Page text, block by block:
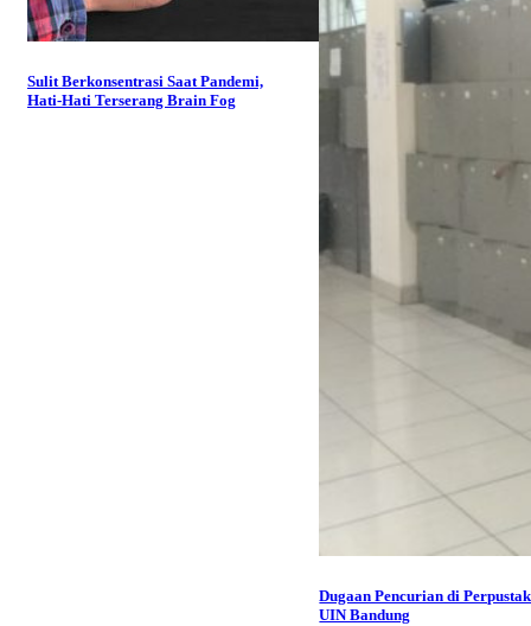
Sulit Berkonsentrasi Saat Pandemi,
Hati-Hati Terserang Brain Fog
Dugaan Pencurian di
UIN Bandung